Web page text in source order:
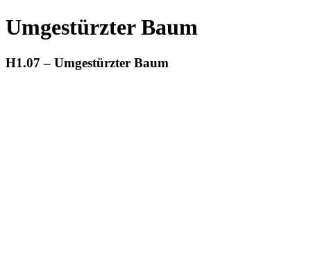
Umgestürzter Baum
H1.07 – Umgestürzter Baum